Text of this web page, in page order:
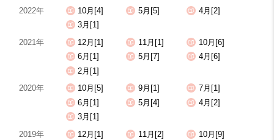
2022年
10月[4] 5月[5]
4月[2]
3月[1]
2021年
12月[1] 11月[1]
10月[6]
6月[1]
5月[7]
4月[6]
2月[1]
2020年
10月[5] 9月[1]
7月[1]
6月[1]
5月[4]
4月[2]
3月[1]
2019年
12月[1] 11月[2]
10月[9]